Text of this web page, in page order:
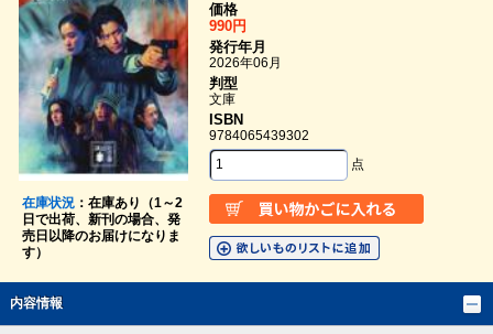
在庫状況：在庫あり（1～2
日で出荷、新刊の場合、発
売日以降のお届けになりま
す）
価格
990円
発行年月
2026年06月
判型
文庫
ISBN
9784065439302
点
内容情報